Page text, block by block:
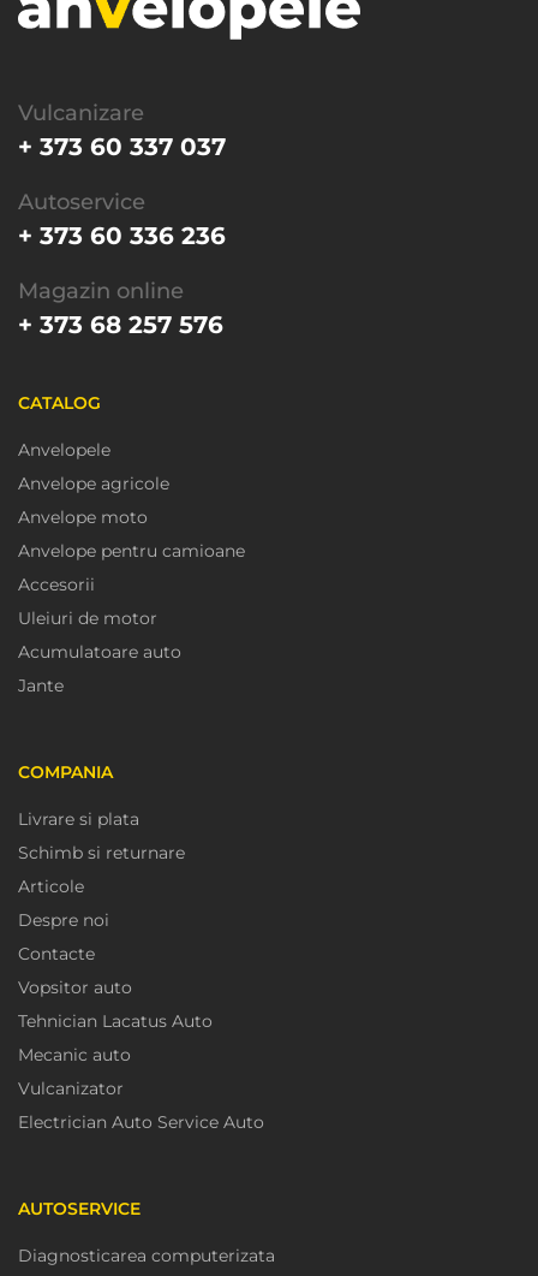
Vulcanizare
+ 373 60 337 037
Autoservice
+ 373 60 336 236
Magazin online
+ 373 68 257 576
CATALOG
Anvelopele
Anvelope agricole
Anvelope moto
Anvelope pentru camioane
Accesorii
Uleiuri de motor
Acumulatoare auto
Jante
COMPANIA
Livrare si plata
Schimb si returnare
Articole
Despre noi
Contacte
Vopsitor auto
Tehnician Lacatus Auto
Mecanic auto
Vulcanizator
Electrician Auto Service Auto
AUTOSERVICE
Diagnosticarea computerizata